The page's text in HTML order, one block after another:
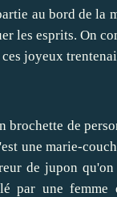
au bord de la
les esprits. On
joyeux
brochette de
une marie-
de jupon
par une